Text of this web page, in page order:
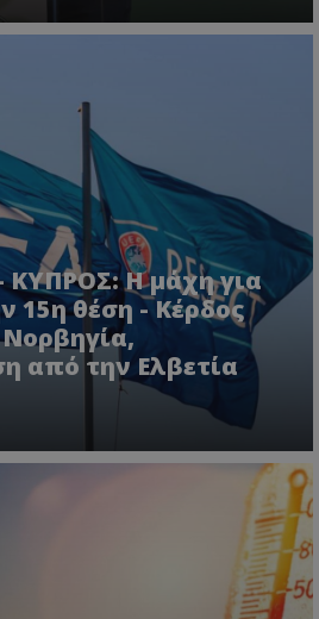
ΚΥΠΡΟΣ: Η μάχη για
15η θέση - Κέρδος
από την Ελβετία